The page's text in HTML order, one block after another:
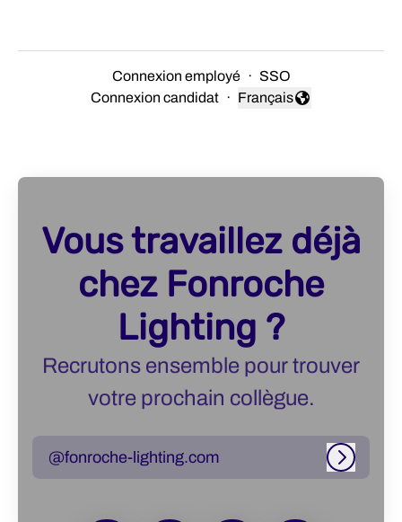
Connexion employé · SSO
Connexion candidat ·
Changer la langue
Français
Vous travaillez déjà
chez Fonroche
Lighting ?
Recrutons ensemble pour trouver
votre prochain collègue.
@fonroche-lighting.com